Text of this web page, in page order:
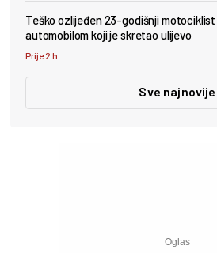
Teško ozlijeđen 23-godišnji motociklist
automobilom koji je skretao ulijevo
Prije 2 h
Sve najnovije